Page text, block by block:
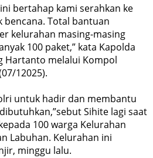
bertahap kami serahkan ke
bencana. Total bantuan
kelurahan masing-masing
100 paket,” kata Kapolda
Hartanto melalui Kompol
12025).
untuk hadir dan membantu
Sihite lagi saat
100 warga Kelurahan
Labuhan. Kelurahan ini
minggu lalu.